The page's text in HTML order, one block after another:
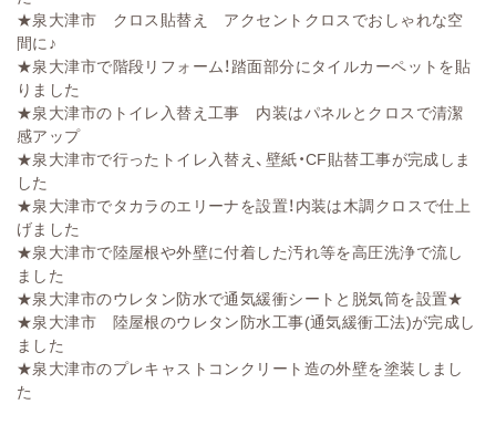
★泉大津市 クロス貼替え アクセントクロスでおしゃれな空
間に♪
★泉大津市で階段リフォーム！踏面部分にタイルカーペットを貼
りました
★泉大津市のトイレ入替え工事 内装はパネルとクロスで清潔
感アップ
★泉大津市で行ったトイレ入替え、壁紙・CF貼替工事が完成しま
した
★泉大津市でタカラのエリーナを設置！内装は木調クロスで仕上
げました
★泉大津市で陸屋根や外壁に付着した汚れ等を高圧洗浄で流し
ました
★泉大津市のウレタン防水で通気緩衝シートと脱気筒を設置★
★泉大津市 陸屋根のウレタン防水工事(通気緩衝工法)が完成し
ました
★泉大津市のプレキャストコンクリート造の外壁を塗装しまし
た